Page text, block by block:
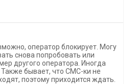
оператор блокирует. Могу
снова попробовать или
другого оператора. Иногда
Также бывает, что СМС-ки не
поэтому приходится ждать.